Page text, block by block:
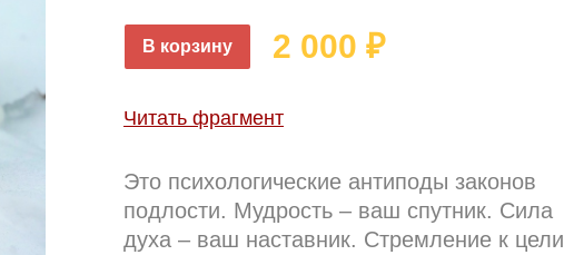
2 000 ₽
Читать фрагмент
В корзину
Это психологические антиподы законов
подлости. Мудрость – ваш спутник. Сила
духа – ваш наставник. Стремление к цели